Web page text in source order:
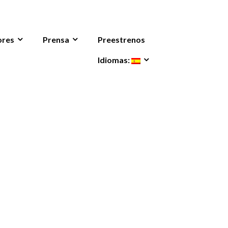
Prensa Preestrenos
Idiomas: